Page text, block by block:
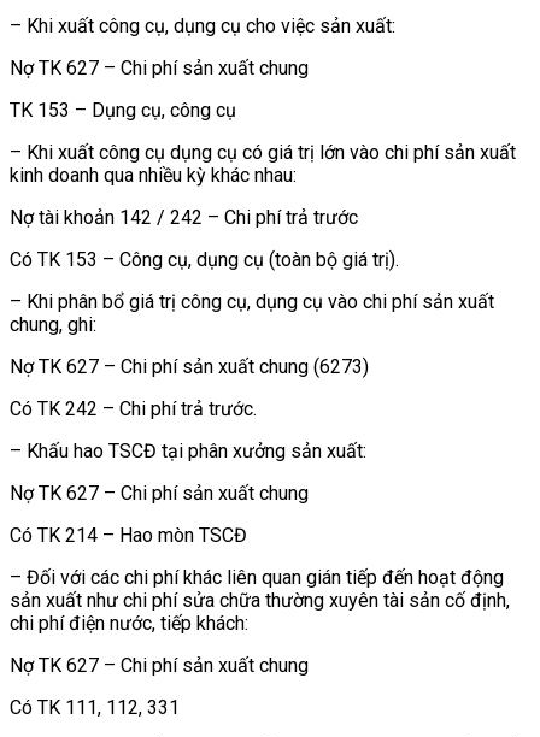
– Khi xuất công cụ, dụng cụ cho việc sản xuất:
Nợ TK 627 – Chi phí sản xuất chung
TK 153 – Dụng cụ, công cụ
– Khi xuất công cụ dụng cụ có giá trị lớn vào chi phí sản xuất
kinh doanh qua nhiều kỳ khác nhau:
Nợ tài khoản 142 / 242 – Chi phí trả trước
Có TK 153 – Công cụ, dụng cụ (toàn bộ giá trị).
– Khi phân bổ giá trị công cụ, dụng cụ vào chi phí sản xuất
chung, ghi:
Nợ TK 627 – Chi phí sản xuất chung (6273)
Có TK 242 – Chi phí trả trước.
– Khấu hao TSCĐ tại phân xưởng sản xuất:
Nợ TK 627 – Chi phí sản xuất chung
Có TK 214 – Hao mòn TSCĐ
– Đối với các chi phí khác liên quan gián tiếp đến hoạt động
sản xuất như chi phí sửa chữa thường xuyên tài sản cố định,
chi phí điện nước, tiếp khách:
Nợ TK 627 – Chi phí sản xuất chung
Có TK 111, 112, 331